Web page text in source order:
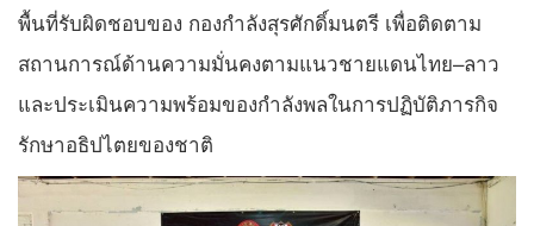
พื้นที่รับผิดชอบของ กองกำลังสุรศักดิ์มนตรี เพื่อติดตาม
สถานการณ์ด้านความมั่นคงตามแนวชายแดนไทย–ลาว
และประเมินความพร้อมของกำลังพลในการปฏิบัติภารกิจ
รักษาอธิปไตยของชาติ